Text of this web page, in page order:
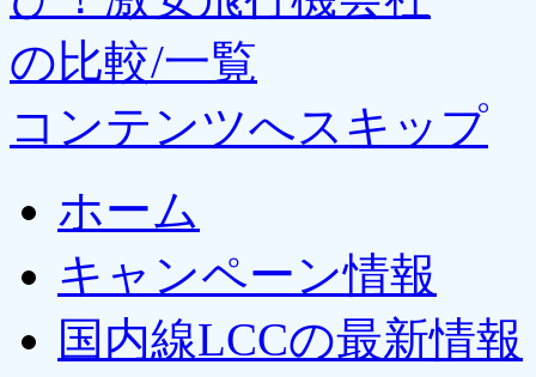
コンテンツへスキップ
ホーム
キャンペーン情報
国内線LCCの最新情報